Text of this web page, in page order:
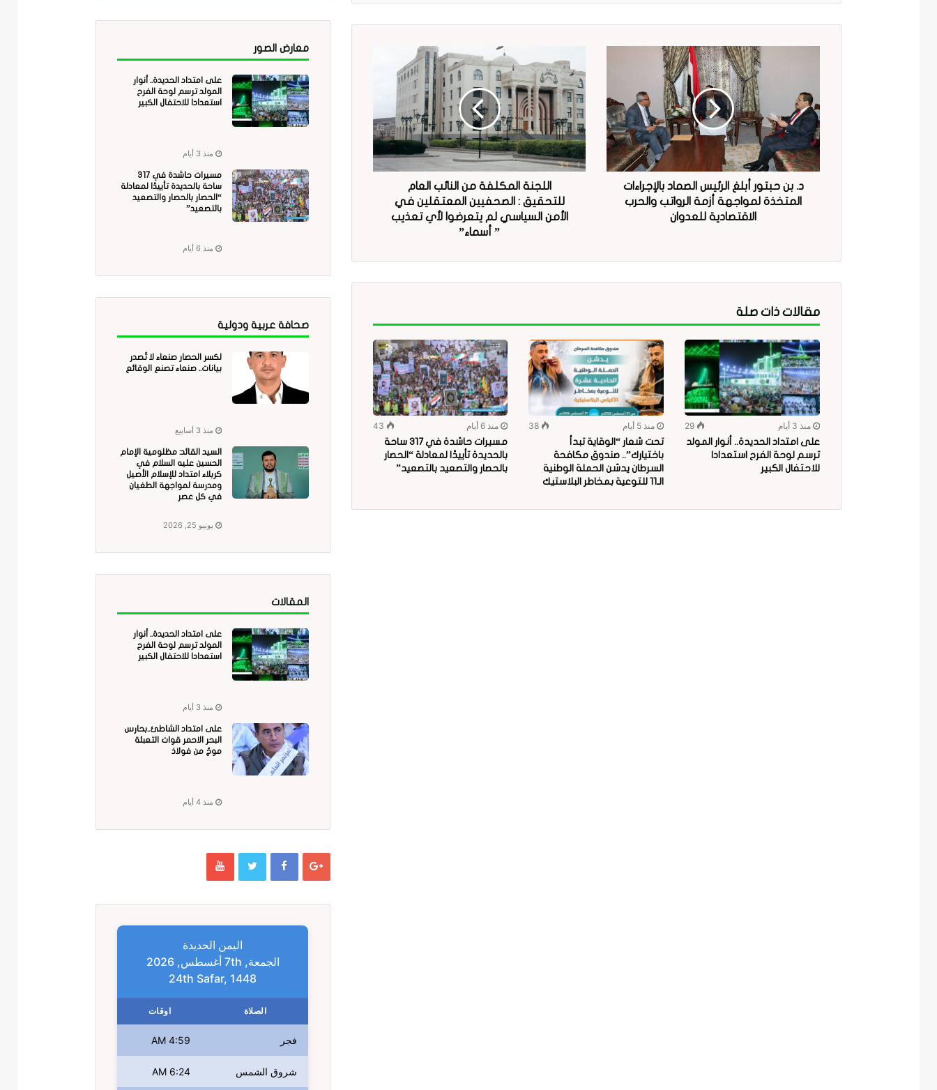
د. بن حبتور أبلغ الرئيس الصماد بالإجراءات
المتخذة لمواجهة أزمة الرواتب والحرب
الاقتصادية للعدوان
اللجنة المكلفة من النائب العام
للتحقيق : الصحفيين المعتقلين في
الأمن السياسي لم يتعرضوا لأي تعذيب
” أسماء”
مقالات ذات صلة
منذ 3 أيام
29
على امتداد الحديدة.. أنوار المولد
ترسم لوحة الفرح استعدادا
للاحتفال الكبير
منذ 5 أيام
38
تحت شعار “الوقاية تبدأ
باختيارك”.. صندوق مكافحة
السرطان يدشن الحملة الوطنية
الـ11 للتوعية بمخاطر البلاستيك
منذ 6 أيام
43
مسيرات حاشدة في 317 ساحة
بالحديدة تأييدًا لمعادلة “الحصار
بالحصار والتصعيد بالتصعيد”
معارض الصور
على امتداد الحديدة.. أنوار
المولد ترسم لوحة الفرح
استعدادا للاحتفال الكبير
منذ 3 أيام
مسيرات حاشدة في 317
ساحة بالحديدة تأييدًا لمعادلة
“الحصار بالحصار والتصعيد
بالتصعيد”
منذ 6 أيام
صحافة عربية ودولية
لكسر الحصار صنعاء لا تُصدر
بيانات.. صنعاء تصنع الوقائع
منذ 3 أسابيع
السيد القائد: مظلومية الإمام
الحسين عليه السلام في
كربلاء امتداد للإسلام الأصيل
ومدرسة لمواجهة الطغيان
في كل عصر
يونيو 25, 2026
المقالات
على امتداد الحديدة.. أنوار
المولد ترسم لوحة الفرح
استعدادا للاحتفال الكبير
منذ 3 أيام
على امتداد الشاطئ..بحارس
البحر الاحمر قوات التعبئة
موجٌ من فولاذ
منذ 4 أيام
اليمن الحديدة
الجمعة, 7th أغسطس, 2026
24th Safar, 1448
الصلاة اوقات
فجر 4:59 AM
شروق الشمس 6:24 AM